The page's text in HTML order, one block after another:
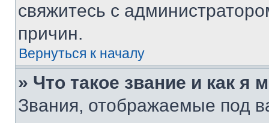
свяжитесь с
причин.
Вернуться к началу
» Что такое звание и как я
Звания, отображаемые под